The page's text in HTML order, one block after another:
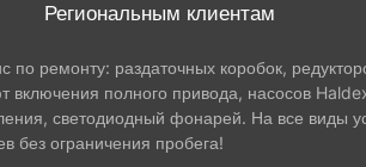
Региональным клиентам
ремонту: раздаточных коробок,
включения полного привода, насосов
светодиодный фонарей. На все виды
без ограничения пробега!